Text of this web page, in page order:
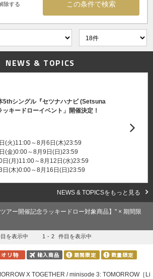
除する
NEWS & TOPICS
5thシングル『セツナハナビ (Setsuna
キードローイベント」開催決定！
(火)11:00～8月6日(木)23:59
(金)0:00～8月9日(日)23:59
日(月)11:00～8月12日(水)23:59
日(木)0:00～8月16日(日)23:59
NEWS & TOPICSをもっと見る
アー開催記念ラッキードロー対象商品】" × 期間限
を表示中 1 - 2 件目を表示中
X TOGETHER / minisode 3: TOMORROW［Li